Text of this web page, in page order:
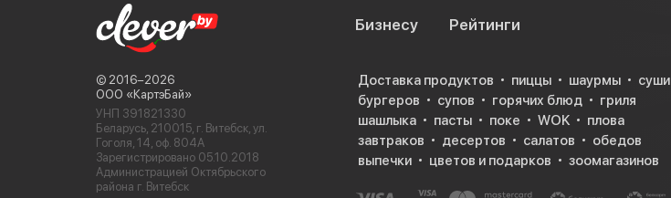
© 2016−2026
ООО «КартэБай»
УНП 391821330
Беларусь, 210015, г. Витебск, ул.
Гоголя, 14, оф. 804А
Зарегистрировано 05.10.2018
Администрацией Октябрьского
района г. Витебск
Бизнесу Рейтинги
Доставка продуктов пиццы шаурмы
суши
бургеров
супов горячих блюд
гриля
шашлыка
пасты поке WOK
плова
завтраков
десертов салатов
обедов
выпечки
цветов и подарков зоомагазинов